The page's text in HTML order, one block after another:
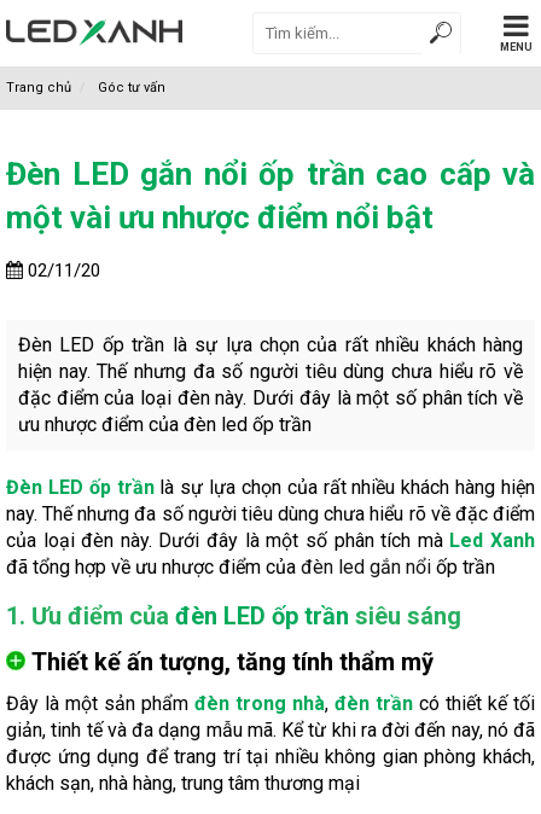
MENU
Trang chủ Góc tư vấn
Đèn LED gắn nổi ốp trần cao cấp và
một vài ưu nhược điểm nổi bật
02/11/20
Đèn LED ốp trần là sự lựa chọn của rất nhiều khách hàng
hiện nay. Thế nhưng đa số người tiêu dùng chưa hiểu rõ về
đặc điểm của loại đèn này. Dưới đây là một số phân tích về
ưu nhược điểm của đèn led ốp trần
Đèn LED ốp trầnlà sự lựa chọn của rất nhiều khách hàng hiện
nay. Thế nhưng đa số người tiêu dùng chưa hiểu rõ về đặc điểm
của loại đèn này. Dưới đây là một số phân tích mà Led Xanh
đã tổng hợp về ưu nhược điểm của đèn led gắn nổi ốp trần
1. Ưu điểm của đèn LED ốp trần siêu sáng
Thiết kế ấn tượng, tăng tính thẩm mỹ
Đây là một sản phẩm đèn trong nhà, đèn trần có thiết kế tối
giản, tinh tế và đa dạng mẫu mã. Kể từ khi ra đời đến nay, nó đã
được ứng dụng để trang trí tại nhiều không gian phòng khách,
khách sạn, nhà hàng, trung tâm thương mại